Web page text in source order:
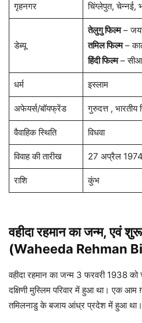
गृहनगर चिंग्लेपुत, चेन्नई,
डेब्यू
तेलुगु फिल्म–
तमिल फिल्म–
हिंदी फिल्म–
धर्म इस्लाम
अफेयर्स/बॉयफ्रेंड गुरुदत्त , भारतीय
वैवाहिक स्थिति विधवा
विवाह की तारीख 27 अप्रैल 1974
राशि कुंभ
वहीदा रहमान का जन्म, एवं
(Waheeda Rehman
वहीदा रहमान का जन्म 3 फरवरी 1938
दक्षिणी मुस्लिम परिवार में हुआ था। एक
तमिलनाडु के बजाय आंध्र प्रदेश में हुआ था।